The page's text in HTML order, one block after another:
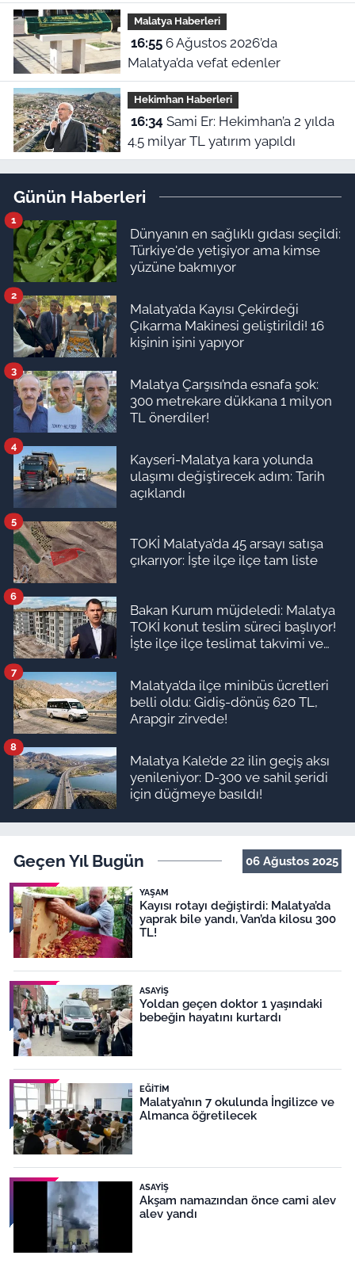
en büyük hatayı açıkladı
Malatya Haberleri
16:556 Ağustos 2026’da
Malatya’da vefat edenler
Hekimhan Haberleri
16:34
4.5 milyar TL yatırım yapıldı
Günün Haberleri
Dünyanın en sağlıklı gıdası seçildi:
Türkiye'de yetişiyor ama kimse
yüzüne bakmıyor
1
Malatya’da Kayısı Çekirdeği
Çıkarma Makinesi geliştirildi! 16
kişinin işini yapıyor
2
Malatya Çarşısı’nda esnafa şok:
300 metrekare dükkana 1 milyon
TL önerdiler!
3
Kayseri-Malatya kara yolunda
ulaşımı değiştirecek adım: Tarih
açıklandı
4
TOKİ Malatya’da 45 arsayı satışa
çıkarıyor: İşte ilçe ilçe tam liste
5
Bakan Kurum müjdeledi: Malatya
TOKİ konut teslim süreci başlıyor!
İşte ilçe ilçe teslimat takvimi ve
6
Malatya’da ilçe minibüs ücretleri
belli oldu: Gidiş-dönüş 620 TL,
Arapgir zirvede!
7
Malatya Kale’de 22 ilin geçiş aksı
yenileniyor: D-300 ve sahil şeridi
için düğmeye basıldı!
8
Geçen Yıl Bugün 06 Ağustos 2025
YAŞAM
Kayısı rotayı değiştirdi: Malatya’da
yaprak bile yandı, Van’da kilosu 300
TL!
ASAYIŞ
Yoldan geçen doktor 1 yaşındaki
bebeğin hayatını kurtardı
EĞITIM
Malatya’nın 7 okulunda İngilizce ve
Almanca öğretilecek
ASAYIŞ
Akşam namazından önce cami alev
alev yandı